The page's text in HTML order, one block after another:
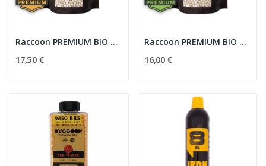
Raccoon PREMIUM BIO BBS - 0.28g 1kg
17,50 €
Raccoon PREMIUM BIO BBS - 0.25g 1kg
16,00 €